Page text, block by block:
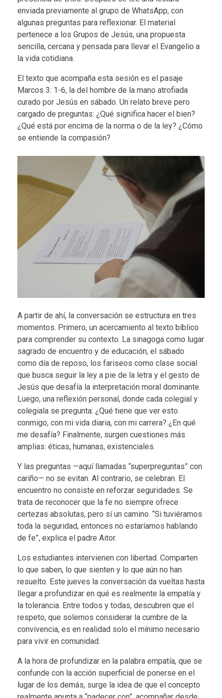
enviada previamente al grupo de WhatsApp, con
algunas preguntas para reflexionar. El material
pertenece a los Grupos de Jesús, una propuesta
sencilla, cercana y pensada para llevar el Evangelio a
la vida cotidiana.
El texto que acompaña esta sesión es el pasaje
Marcos 3: 1-6, la del hombre de la mano atrofiada
curado por Jesús en sábado. Un relato breve pero
cargado de preguntas: ¿Qué significa hacer el bien?
¿Qué está por encima de la norma o de la ley? ¿Cómo
se entiende la compasión?
A partir de ahí, la conversación se estructura en tres
momentos. Primero, un acercamiento al texto bíblico
para comprender su contexto. La sinagoga como lugar
sagrado de encuentro y de educación, el sábado
como día de reposo, los fariseos como clase social
que busca seguir la ley a pie de la letra y el gesto de
Jesús que desafía la interpretación moral dominante.
Luego, una reflexión personal, donde cada colegial y
colegiala se pregunta: ¿Qué tiene que ver esto
conmigo, con mi vida diaria, con mi carrera? ¿En qué
me desafía? Finalmente, surgen cuestiones más
amplias: éticas, humanas, existenciales.
Y las preguntas —aquí llamadas “superpreguntas” con
cariño— no se evitan. Al contrario, se celebran. El
encuentro no consiste en reforzar seguridades. Se
trata de reconocer que la fe no siempre ofrece
certezas absolutas, pero sí un camino. “Si tuviéramos
toda la seguridad, entonces no estaríamos hablando
de fe”, explica el padre Aitor.
Los estudiantes intervienen con libertad. Comparten
lo que saben, lo que sienten y lo que aún no han
resuelto. Este jueves la conversación da vueltas hasta
llegar a profundizar en qué es realmente la empatía y
la tolerancia. Entre todos y todas, descubren que el
respeto, que solemos considerar la cumbre de la
convivencia, es en realidad solo el mínimo necesario
para vivir en comunidad.
A la hora de profundizar en la palabra empatía, que se
confunde con la acción superficial de ponerse en el
lugar de los demás, surge la idea de que el concepto